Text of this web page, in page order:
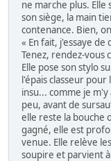
ne marche plus.
son siège, la main
contenance. Bien,
« En fait, j'essaye
Tenez, rendez-vous
Elle pose son stylo
l'épais classeur
insu... comme je
peu, avant de
elle reste la bouche
gagné, elle est
venue. Elle relève
soupire et parvient